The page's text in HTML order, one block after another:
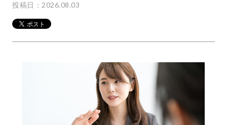
投稿日：2026.08.03